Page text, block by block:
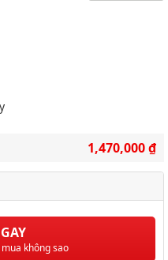
1,470,000 ₫
không sao